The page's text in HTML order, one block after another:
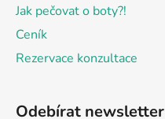
Jak pečovat o boty?!
Ceník
Rezervace konzultace
Odebírat newsletter